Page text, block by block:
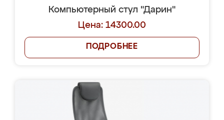
Компьютерный стул "Дарин"
Цена: 14300.00
ПОДРОБНЕЕ